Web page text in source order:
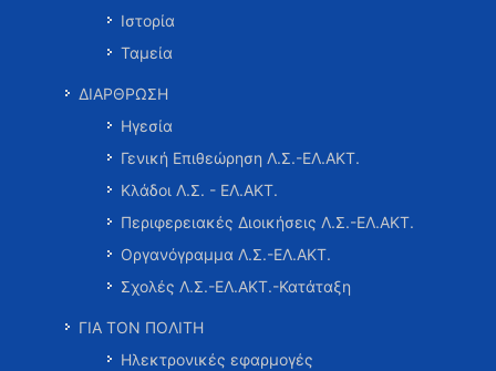
Ιστορία
Ταμεία
ΔΙΑΡΘΡΩΣΗ
Ηγεσία
Γενική Επιθεώρηση Λ.Σ.-ΕΛ.ΑΚΤ.
Κλάδοι Λ.Σ. - ΕΛ.ΑΚΤ.
Περιφερειακές Διοικήσεις Λ.Σ.-ΕΛ.ΑΚΤ.
Οργανόγραμμα Λ.Σ.-ΕΛ.ΑΚΤ.
Σχολές Λ.Σ.-ΕΛ.ΑΚΤ.-Κατάταξη
ΓΙΑ ΤΟΝ ΠΟΛΙΤΗ
Ηλεκτρονικές εφαρμογές